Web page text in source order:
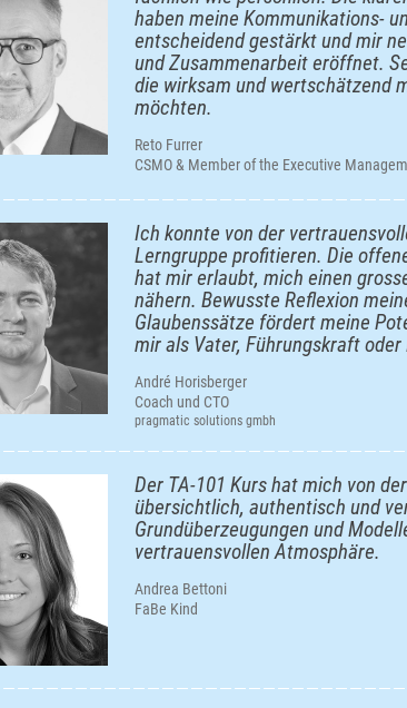
haben meine Kommunikations-
entscheidend gestärkt und mir
und Zusammenarbeit eröffnet.
die wirksam und wertschätzend
möchten.
Reto Furrer
CSMO & Member of the Executive
Ich konnte von der
Lerngruppe profitieren. Die
hat mir erlaubt, mich einen
nähern. Bewusste Reflexion
Glaubenssätze fördert meine
mir als Vater, Führungskraft oder
André Horisberger
Coach und CTO
pragmatic solutions gmbh
Der TA-101 Kurs hat mich von
übersichtlich, authentisch und
Grundüberzeugungen und
vertrauensvollen Atmosphäre.
Andrea Bettoni
FaBe Kind